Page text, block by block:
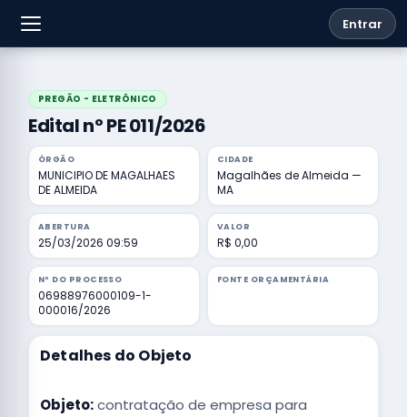
Entrar
PREGÃO - ELETRÔNICO
Edital nº PE 011/2026
ÓRGÃO
MUNICIPIO DE MAGALHAES
DE ALMEIDA
CIDADE
Magalhães de Almeida —
MA
ABERTURA
25/03/2026 09:59
VALOR
R$ 0,00
Nº DO PROCESSO
06988976000109-1-
000016/2026
FONTE ORÇAMENTÁRIA
Detalhes do Objeto
Objeto:contratação de empresa para